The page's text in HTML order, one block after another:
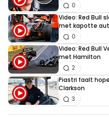
0
Video: Red Bull
met kapotte
0
Video: Red Bull
met Hamilton
2
Piastri faalt
Clarkson
3